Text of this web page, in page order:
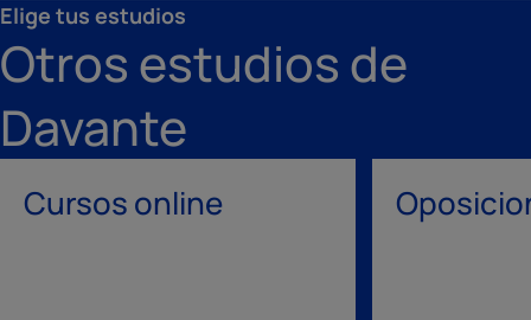
Elige tus estudios
Otros estudios de
Davante
Cursos online